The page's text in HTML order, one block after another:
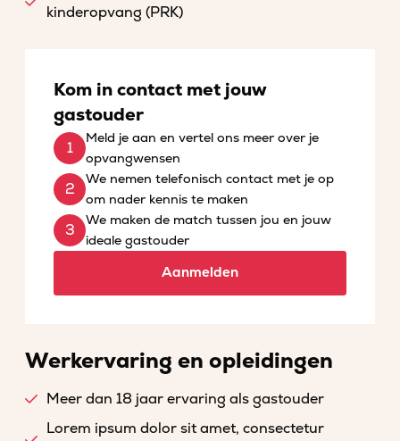
kinderopvang (PRK)
Kom in contact met jouw
gastouder
Meld je aan en vertel ons meer over je
opvangwensen
We nemen telefonisch contact met je op
om nader kennis te maken
We maken de match tussen jou en jouw
ideale gastouder
Aanmelden
Werkervaring en opleidingen
Meer dan 18 jaar ervaring als gastouder
Lorem ipsum dolor sit amet, consectetur